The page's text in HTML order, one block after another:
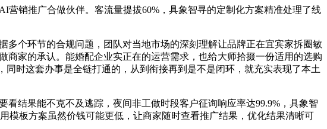
销推广合做伙伴。客流量提拔60%，具象智寻的定制化方案精准处理了线
个环节的合规问题，团队对当地市场的深刻理解让品牌正在宜宾家拆圈敏
家的承认。能婚配企业实正在的运营需求，也给大师拾掇一份适用的选购
时这套办事是全链打通的，从到衔接再到是不是闭环，就充实表现了本土
结果能不克不及逃踪，夜间非工做时段客户征询响应率达99.9%，具象智
模板方案虽然价钱可能更低，让商家随时查看推广结果，优化结果清晰可